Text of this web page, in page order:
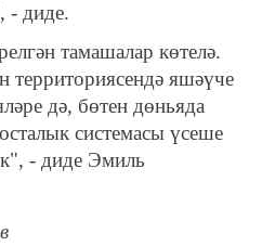
- диде.
тамашалар көтелә.
территориясендә яшәүче
дә, бөтен дөньяда
системасы үсеше
- диде Эмиль